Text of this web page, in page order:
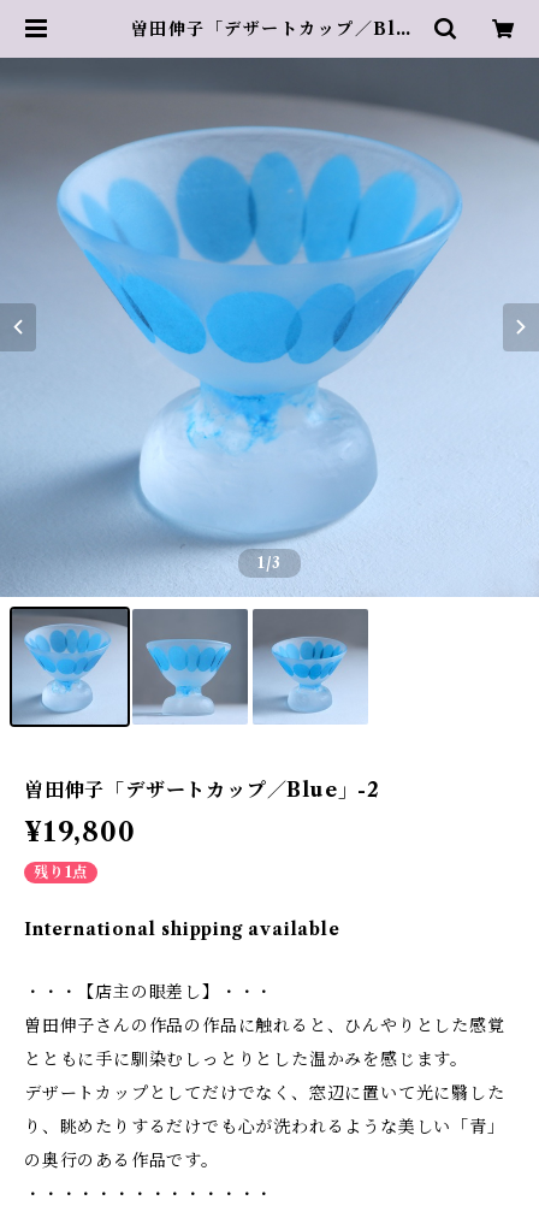
曽田伸子「デザートカップ／Blu
1/3
曽田伸子「デザートカップ／Blue」-2
¥19,800
残り1点
International shipping available
・・・【店主の眼差し】・・・
曽田伸子さんの作品の作品に触れると、ひんやりとした感覚
とともに手に馴染むしっとりとした温かみを感じます。
デザートカップとしてだけでなく、窓辺に置いて光に翳した
り、眺めたりするだけでも心が洗われるような美しい「青」
の奥行のある作品です。
・・・・・・・・・・・・・・